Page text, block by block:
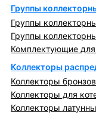
Группы
Группы
Группы
Комплектующие
Коллекторы
Коллекторы
Коллекторы для
Коллекторы